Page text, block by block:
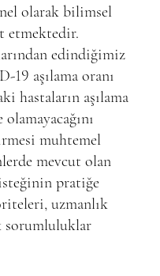
olarak bilimsel
etmektedir.
edindiğimiz
aşılama oranı
hastaların aşılama
muhtemel
mevcut olan
pratiğe
uzmanlık
sorumluluklar